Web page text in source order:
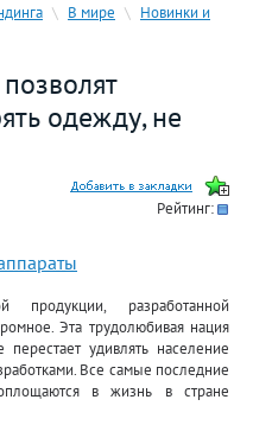
\ В мире \ Новинки и
одежду, не
Рейтинг:
продукции, разработанной
Эта трудолюбивая нация
удивлять население
Все самые последние
в жизнь в стране